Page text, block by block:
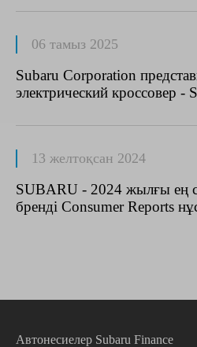
06 тамыз 2025
Subaru Corporation
электрический кроссовер -
13 желтоқсан 2024
SUBARU - 2024 жылғы ең
бренді Consumer Reports
Автонесиелер Subaru Finance